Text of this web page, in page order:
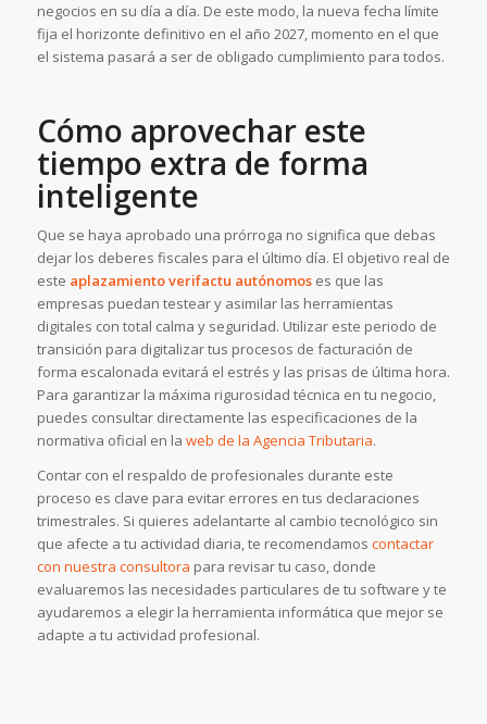
negocios en su día a día. De este modo, la nueva fecha límite
fija el horizonte definitivo en el año 2027, momento en el que
el sistema pasará a ser de obligado cumplimiento para todos.
Cómo aprovechar este
tiempo extra de forma
inteligente
Que se haya aprobado una prórroga no significa que debas
dejar los deberes fiscales para el último día. El objetivo real de
este aplazamiento verifactu autónomoses que las
empresas puedan testear y asimilar las herramientas
digitales con total calma y seguridad. Utilizar este periodo de
transición para digitalizar tus procesos de facturación de
forma escalonada evitará el estrés y las prisas de última hora.
Para garantizar la máxima rigurosidad técnica en tu negocio,
puedes consultar directamente las especificaciones de la
normativa oficial en la web de la Agencia Tributaria.
Contar con el respaldo de profesionales durante este
proceso es clave para evitar errores en tus declaraciones
trimestrales. Si quieres adelantarte al cambio tecnológico sin
que afecte a tu actividad diaria, te recomendamos contactar
con nuestra consultora para revisar tu caso, donde
evaluaremos las necesidades particulares de tu software y te
ayudaremos a elegir la herramienta informática que mejor se
adapte a tu actividad profesional.